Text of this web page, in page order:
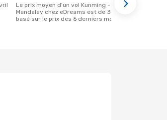
Le prix moyen d'un vol Kunming -
Mandalay chez eDreams est de 345 €,
basé sur le prix des 6 derniers mois